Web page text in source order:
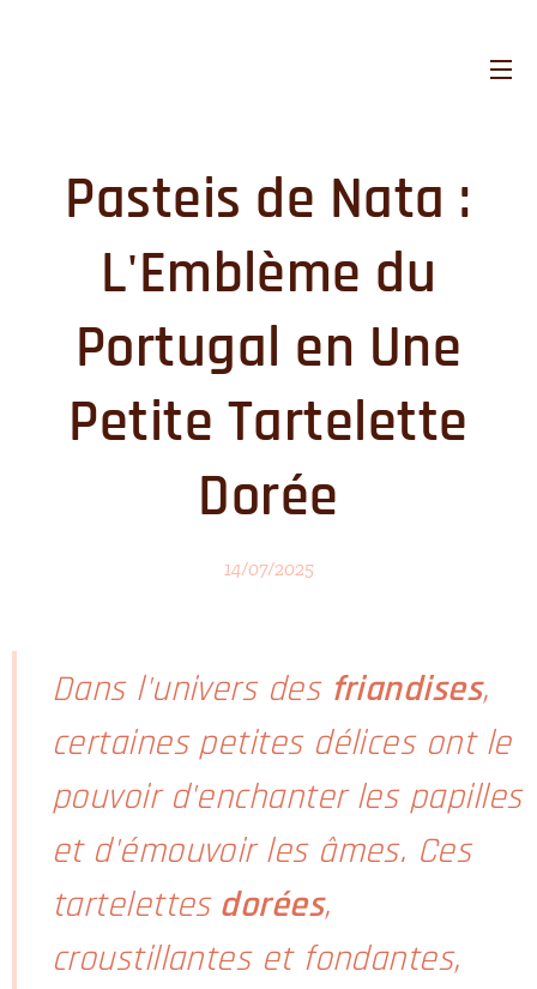
Pasteis de Nata :
L'Emblème du
Portugal en Une
Petite Tartelette
Dorée
14/07/2025
Dans l'univers des friandises,
certaines petites délices ont le
pouvoir d'enchanter les papilles
et d'émouvoir les âmes. Ces
tartelettesdorées,
croustillantes et fondantes,